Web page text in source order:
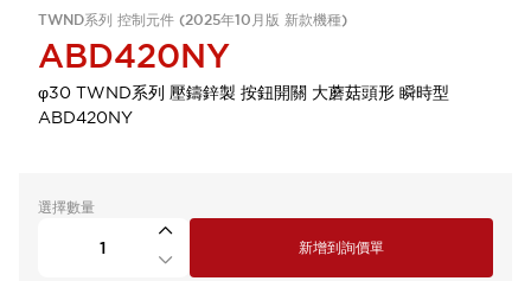
TWND系列 控制元件 (2025年10月版 新款機種)
ABD420NY
φ30 TWND系列 壓鑄鋅製 按鈕開關 大蘑菇頭形 瞬時型
ABD420NY
選擇數量
新增到詢價單